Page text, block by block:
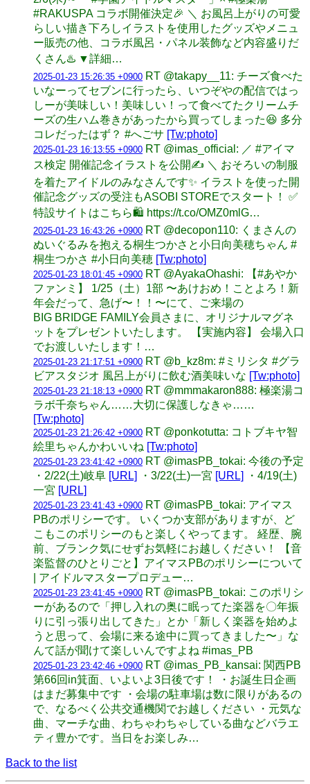
#RAKUSPA コラボ開催決定🎉 ＼ お風呂上がりの可愛
らしい描き下ろしイラストを使用したグッズやメニュ
ー販売の他、コラボ風呂・パネル装飾など内容盛りだ
くさん♨️ ▼詳細…
2025-01-23 15:26:35 +0900 RT @takapy__11: チーズ食べた
いなーってセブンに行ったら、いつぞやの配信ではっ
しーが美味しい！美味しい！って食べてたクリームチ
ーズの生ハム巻きがあったから買ってしまった😆 多分
コレだったはず？ #へごサ [Tw:photo]
2025-01-23 16:13:55 +0900 RT @imas_official: ／ #アイマ
ス検定 開催記念イラストを公開✍ ＼ おそろいの制服
を着たアイドルのみなさんです✨ イラストを使った開
催記念グッズの受注もASOBI STOREでスタート！ ✅
特設サイトはこちら🛍 https://t.co/OMZ0mlG…
2025-01-23 16:43:26 +0900 RT @decopon110: くまさんの
ぬいぐるみを抱える桐生つかさと小日向美穂ちゃん #
桐生つかさ #小日向美穂 [Tw:photo]
2025-01-23 18:01:45 +0900 RT @AyakaOhashi: 【#あやか
ファンミ】 1/25（土）1部 〜あけおめ！ことよろ！新
年会だって、急げ〜！！〜にて、ご来場の
BIG BRIDGE FAMILY会員さまに、オリジナルマグネ
ットをプレゼントいたします。 【実施内容】 会場入口
でお渡しいたします！…
2025-01-23 21:17:51 +0900 RT @b_kz8m: #ミリシタ #グラ
ビアスタジオ 風呂上がりに飲む酒美味いな [Tw:photo]
2025-01-23 21:18:13 +0900 RT @mmmakaron888: 極楽湯コ
ラボ千奈ちゃん……大切に保護しなきゃ……
[Tw:photo]
2025-01-23 21:26:42 +0900 RT @ponkotutta: コトブキヤ智
絵里ちゃんかわいいね [Tw:photo]
2025-01-23 23:41:42 +0900 RT @imasPB_tokai: 今後の予定
・2/22(土)岐阜 [URL] ・3/22(土)一宮 [URL]
・4/19(土)
一宮 [URL]
2025-01-23 23:41:43 +0900 RT @imasPB_tokai: アイマス
PBのポリシーです。 いくつか支部がありますが、ど
こもこのポリシーのもと楽しくやってます。 経歴、腕
前、ブランク気にせずお気軽にお越しください！ 【音
楽監督のひとりごと】アイマスPBのポリシーについて
| アイドルマスタープロデュー…
2025-01-23 23:41:45 +0900 RT @imasPB_tokai: このポリシ
ーがあるので「押し入れの奥に眠ってた楽器を〇年振
りに引っ張り出してきた」とか「新しく楽器を始めよ
うと思って、会場に来る途中に買ってきました〜」な
んて話が聞けて楽しいんですよね #imas_PB
2025-01-23 23:42:46 +0900 RT @imas_PB_kansai: 関西PB
第66回in箕面、いよいよ3日後です！ ・お誕生日企画
はまだ募集中です ・会場の駐車場は数に限りがあるの
で、なるべく公共交通機関でお越しください ・元気な
曲、マーチな曲、わちゃわちゃしている曲などバラエ
ティ豊かです。当日をお楽しみ…
Back to the list